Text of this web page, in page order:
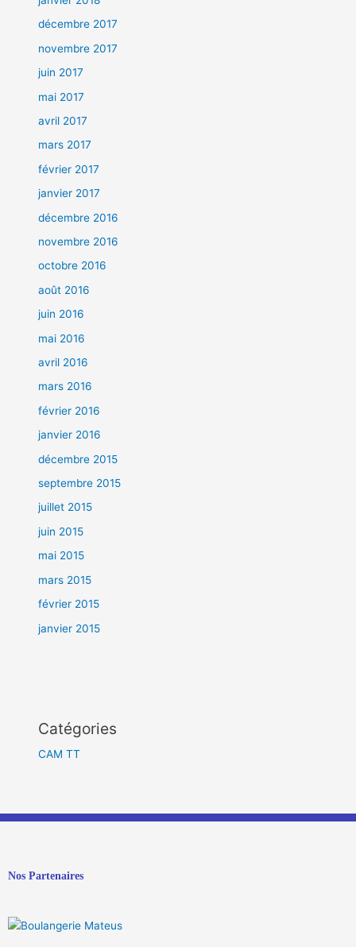
décembre 2017
novembre 2017
juin 2017
mai 2017
avril 2017
mars 2017
février 2017
janvier 2017
décembre 2016
novembre 2016
octobre 2016
août 2016
juin 2016
mai 2016
avril 2016
mars 2016
février 2016
janvier 2016
décembre 2015
septembre 2015
juillet 2015
juin 2015
mai 2015
mars 2015
février 2015
janvier 2015
Catégories
CAM TT
Nos Partenaires